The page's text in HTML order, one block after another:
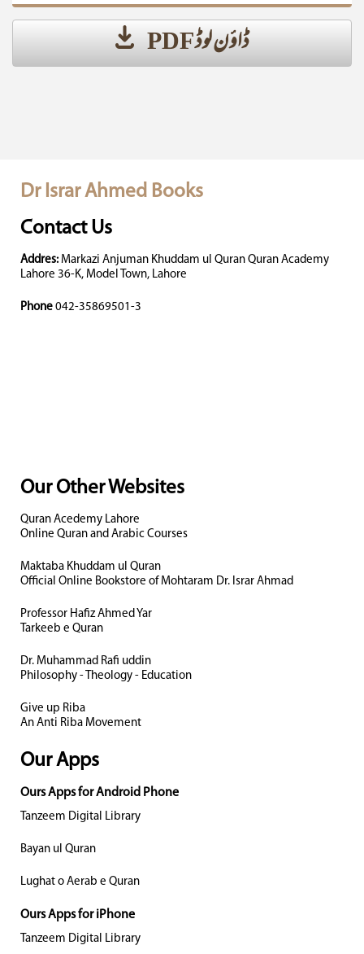
ڈاؤن لوڈ PDF
Dr Israr Ahmed Books
Contact Us
Addres: Markazi Anjuman Khuddam ul Quran Quran Academy
Lahore 36-K, Model Town, Lahore
Phone 042-35869501-3
Our Other Websites
Quran Acedemy Lahore
Online Quran and Arabic Courses
Maktaba Khuddam ul Quran
Official Online Bookstore of Mohtaram Dr. Israr Ahmad
Professor Hafiz Ahmed Yar
Tarkeeb e Quran
Dr. Muhammad Rafi uddin
Philosophy - Theology - Education
Give up Riba
An Anti Riba Movement
Our Apps
Ours Apps for Android Phone
Tanzeem Digital Library
Bayan ul Quran
Lughat o Aerab e Quran
Ours Apps for iPhone
Tanzeem Digital Library